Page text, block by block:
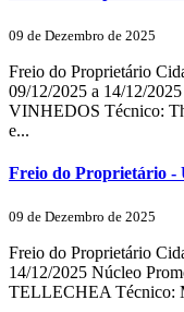
09 de Dezembro de 2025
Freio do Proprietário
09/12/2025 a 14/12/
VINHEDOS Técnico:
e...
Freio do Proprietário -
09 de Dezembro de 2025
Freio do Proprietário
14/12/2025 Núcleo
TELLECHEA Técnico: